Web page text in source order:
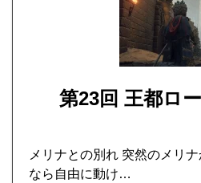
第23回 王都ロ
メリナとの別れ 突然のメリ
なら自由に動け…